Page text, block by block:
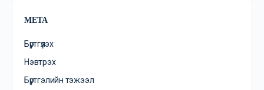
META
Бүртгүүлэх
Нэвтрэх
Бүртгэлийн тэжээл